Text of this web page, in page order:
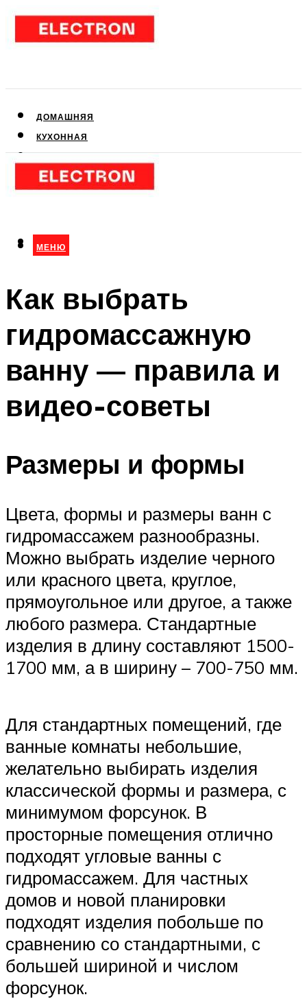
ДОМАШНЯЯ
КУХОННАЯ
КЛИМАТИЧЕСКАЯ
МЕНЮ
МЕНЮ
Как выбрать
гидромассажную
ванну — правила и
видео-советы
Размеры и формы
Цвета, формы и размеры ванн с
гидромассажем разнообразны.
Можно выбрать изделие черного
или красного цвета, круглое,
прямоугольное или другое, а также
любого размера. Стандартные
изделия в длину составляют 1500-
1700 мм, а в ширину – 700-750 мм.
Для стандартных помещений, где
ванные комнаты небольшие,
желательно выбирать изделия
классической формы и размера, с
минимумом форсунок. В
просторные помещения отлично
подходят угловые ванны с
гидромассажем. Для частных
домов и новой планировки
подходят изделия побольше по
сравнению со стандартными, с
большей шириной и числом
форсунок.